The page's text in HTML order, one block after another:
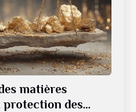
matières
protection des